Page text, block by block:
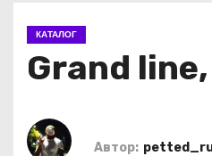
КАТАЛОГ
Grand
Автор: